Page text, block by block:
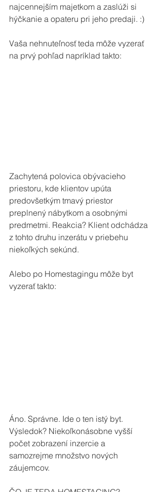
najcennejším majetkom a zaslúži si
hýčkanie a opateru pri jeho predaji. :)
Vaša nehnuteľnosť teda môže vyzerať
na prvý pohľad napríklad takto:
Zachytená polovica obývacieho
priestoru, kde klientov upúta
predovšetkým tmavý priestor
preplnený nábytkom a osobnými
predmetmi. Reakcia? Klient odchádza
z tohto druhu inzerátu v priebehu
niekoľkých sekúnd.
Alebo po Homestagingu môže byt
vyzerať takto:
Áno. Správne. Ide o ten istý byt.
Výsledok? Niekoľkonásobne vyšší
počet zobrazení inzercie a
samozrejme množstvo nových
záujemcov.